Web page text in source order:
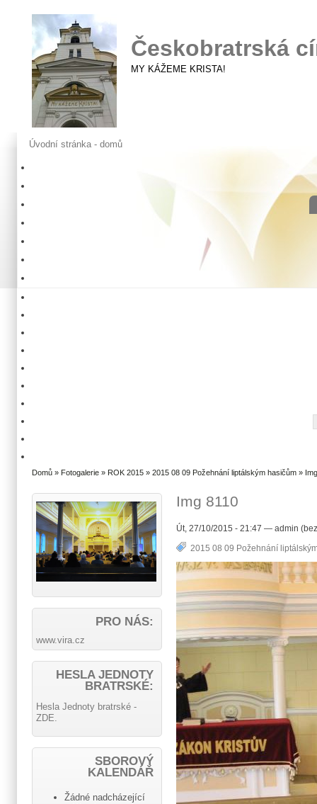
Českobratrská
MY KÁŽEME KRISTA!
Úvodní stránka - domů
Domů » Fotogalerie » ROK 2015 » 2015 08 09 Požehnání liptálským hasičům »
Img 8110
Út, 27/10/2015 - 21:47 — admin
2015 08 09 Požehnání
PRO NÁS:
www.vira.cz
HESLA JEDNOTY
BRATRSKÉ:
Hesla Jednoty bratrské -
ZDE.
SBOROVÝ
KALENDÁŘ
Žádné nadcházející